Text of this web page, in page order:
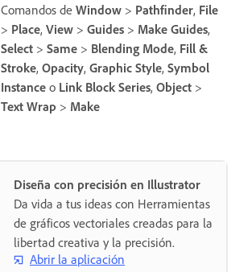
Comandos de Window > Pathfinder, File
> Place, View > Guides > Make Guides,
Select > Same > Blending Mode, Fill &
Stroke, Opacity, Graphic Style, Symbol
Instance o Link Block Series, Object >
Text Wrap > Make
Diseña con precisión en Illustrator
Da vida a tus ideas con Herramientas
de gráficos vectoriales creadas para la
libertad creativa y la precisión.
Abrir la aplicación